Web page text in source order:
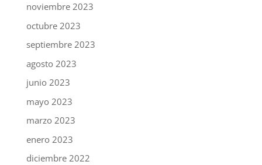
noviembre 2023
octubre 2023
septiembre 2023
agosto 2023
junio 2023
mayo 2023
marzo 2023
enero 2023
diciembre 2022